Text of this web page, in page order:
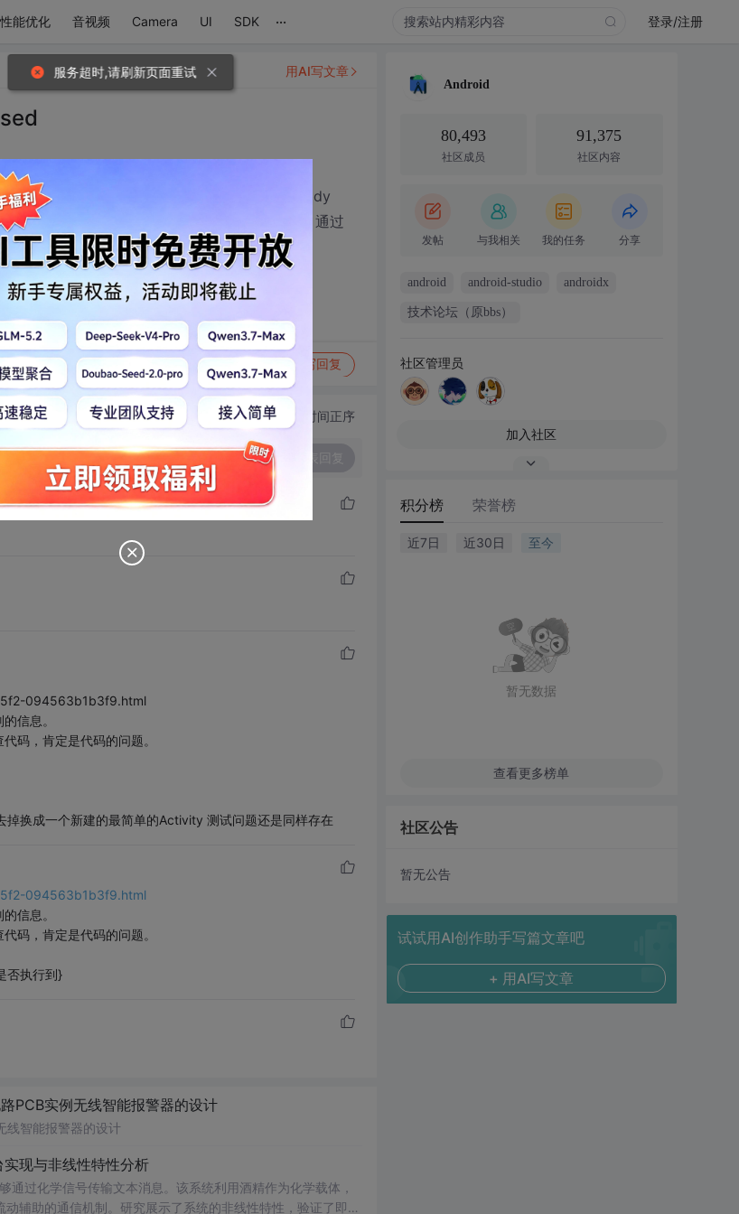
性能优化 音视频 Camera UI SDK ... 登录/注册
次启动应用时就会出现一个警告Window already
。通过
现了Window already focused的警告 求解呀
动态 举报 写回复
用AI写文章
切换为时间正序
094563b1b3f9.html
信息。
码，肯定是代码的问题。
换成一个新建的最简单的Activity 测试问题还是同样存在
094563b1b3f9.html
信息。
码，肯定是代码的问题。
否执行到}
PCB实例无线智能报警器的设计
线智能报警器的设计
现与非线性特性分析
过化学信号传输文本消息。该系统利用酒精作为化学载体，
辅助的通信机制。研究展示了系统的非线性特性，验证了即使
Android
80,493
社区成员
91,375
社区内容
发帖 与我相关 我的任务 分享
android android-studio androidx
技术论坛（原bbs）
社区管理员
加入社区
积分榜 荣誉榜
近7日 近30日 至今
暂无数据
查看更多榜单
社区公告
暂无公告
试试用AI创作助手写篇文章吧
+ 用AI写文章